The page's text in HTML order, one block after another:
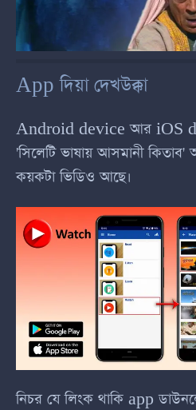
App দিয়া দেখউক্কা
Android device আর iOS
'সিলেটি ভাষায় আসমানী
কয়কটা ভিডিও আছে।
নিচর যে লিংক থাকি app